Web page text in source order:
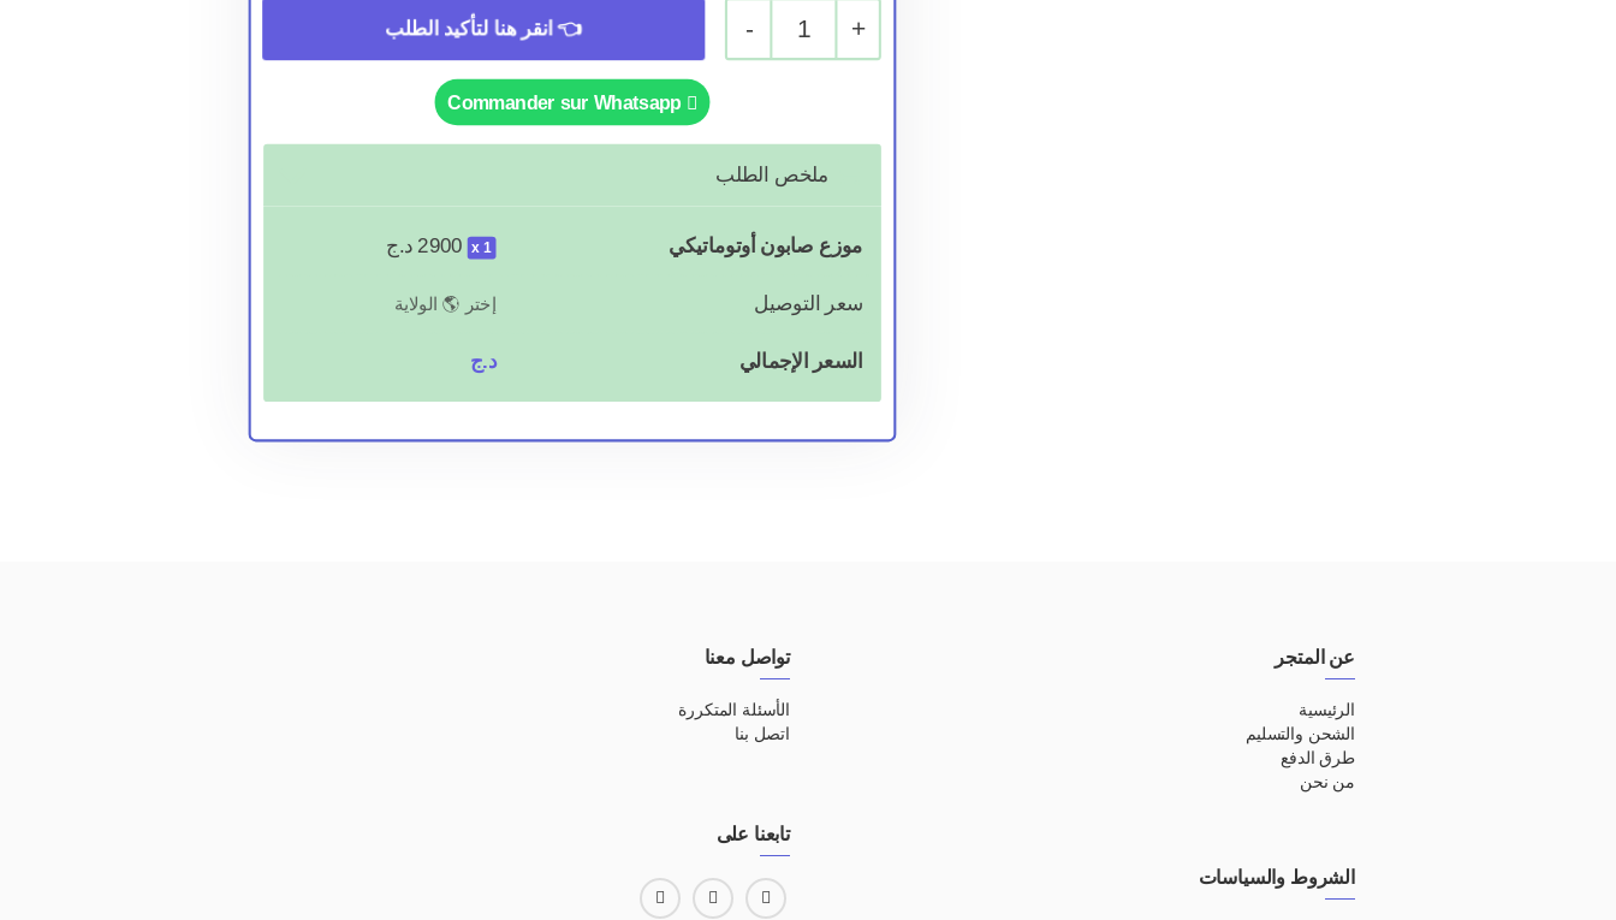
+
1
-
Commander sur Whatsapp
ملخص الطلب
موزع صابون أوتوماتيكي 1
2900 د.ج
سعر التوصيل إختر 🌎 الولاية
السعر الإجمالي د.ج
عن المتجر
الرئيسية
الشحن والتسليم
طرق الدفع
من نحن
الشروط والسياسات
تواصل معنا
الأسئلة المتكررة
اتصل بنا
تابعنا على